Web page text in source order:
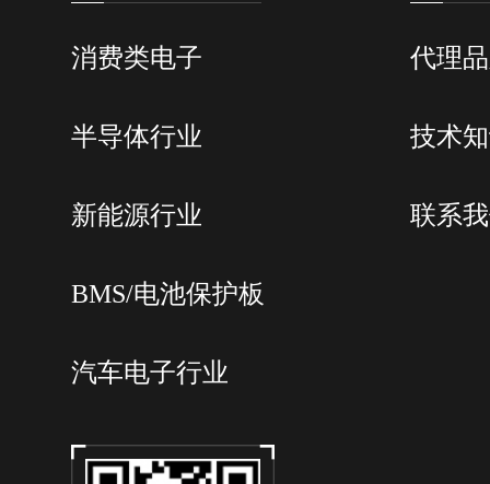
消费类电子
半导体行业
新能源行业
BMS/电池保护板
汽车电子行业
代理
技术
联系